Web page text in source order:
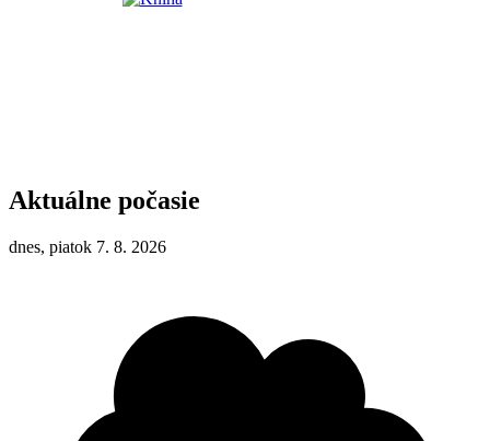
Aktuálne počasie
dnes, piatok 7. 8. 2026